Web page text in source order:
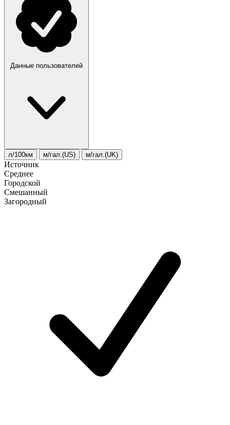
Данные пользователей
л/100км м/гал.(US) м/гал.(UK)
Источник
Среднее
Городской
Смешанный
Загородный